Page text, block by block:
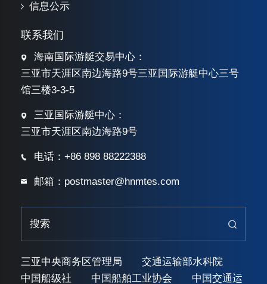
信息公示
联系我们
海南国际游艇交易中心：
三亚市天涯区南边海路9号三亚国际游艇中心三号
馆三楼3-3-5
三亚国际游艇中心：
三亚市天涯区南边海路9号
电话：+86 898 88222388
邮箱：postmaster@hnmtes.com
三亚中央商务区管理局
交通运输部水科院
中国船级社
中国船舶工业协会 中国交通运